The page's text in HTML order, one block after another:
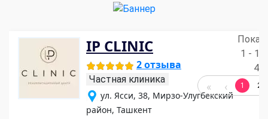
IP CLINIC
2 отзыва
Частная клиника
ул. Ясси, 38, Мирзо-Улугбекский
район, Ташкент
1 - 19
48
1 2